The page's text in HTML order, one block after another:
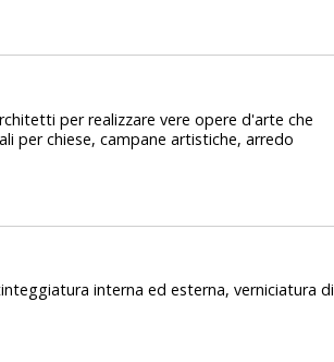
per realizzare vere opere d'arte che
per chiese, campane artistiche, arredo
interna ed esterna, verniciatura di